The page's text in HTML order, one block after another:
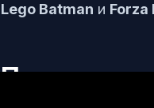
Lego Batman и Forza